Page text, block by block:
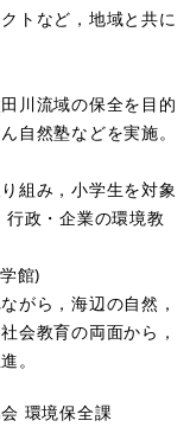
トなど，地域と共に
川流域の保全を目的
自然塾などを実施。
組み，小学生を対象
政・企業の環境教
館)
がら，海辺の自然，
会教育の両面から，
。
環境保全課